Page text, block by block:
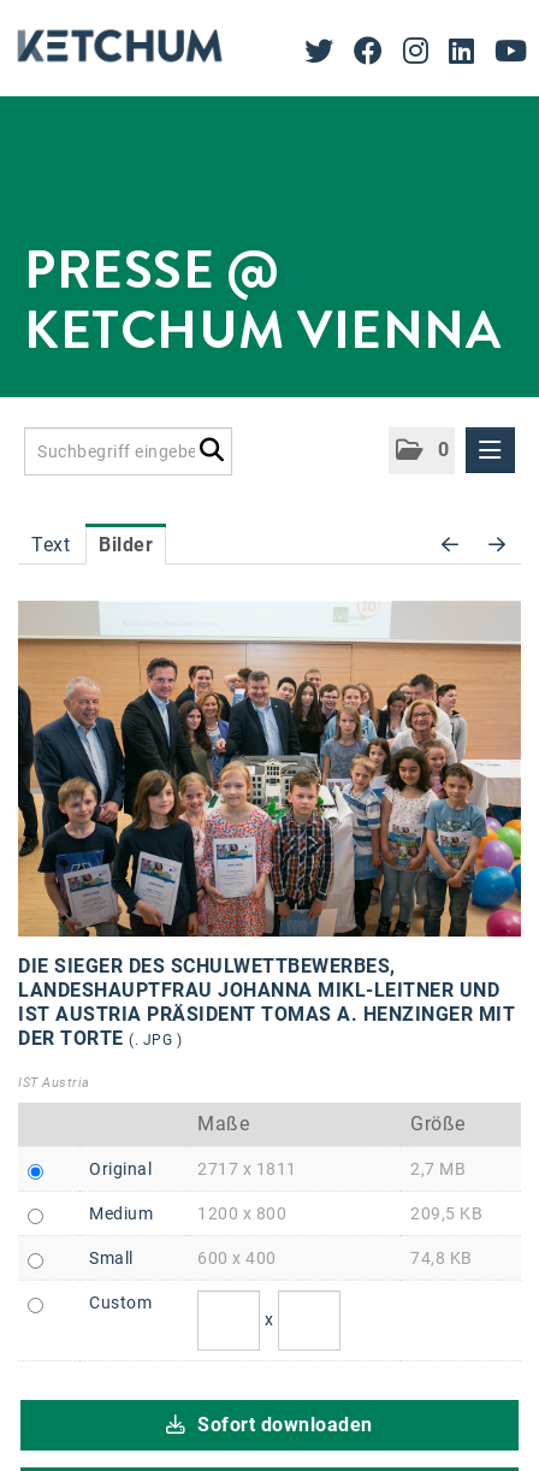
PRESSE @
KETCHUM VIENNA
0
Accessiway
Anadi Bank
Arthur D. Little
Bake the Shape
BBDO Wien
bellaflora
Be.See.
BISON
Brandl Talos
Braun
Bundesdenkmalamt
Calle Libre
DDB Wien
Enkeltaugliches Österreich
Gillette
GrECo
Text Bilder
DIE SIEGER DES SCHULWETTBEWERBES,
LANDESHAUPTFRAU JOHANNA MIKL-LEITNER UND
IST AUSTRIA PRÄSIDENT TOMAS A. HENZINGER MIT
DER TORTE (. JPG )
IST Austria
Maße Größe
Original 2717 x 1811 2,7 MB
Medium 1200 x 800 209,5 KB
Small 600 x 400 74,8 KB
Custom
x
Sofort downloaden